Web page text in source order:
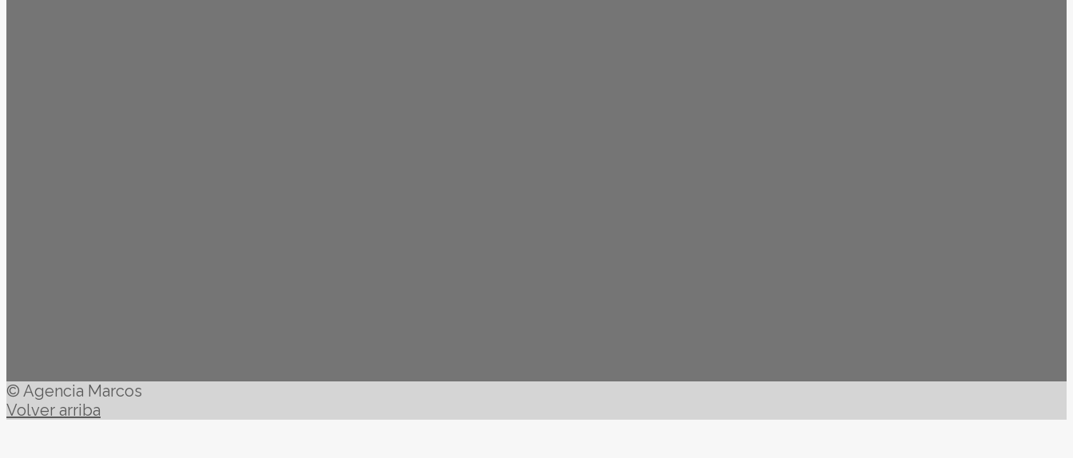
© Agencia Marcos
Volver arriba